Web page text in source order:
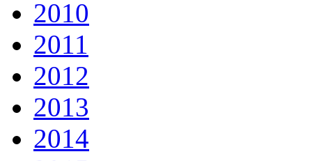
2010
2011
2012
2013
2014